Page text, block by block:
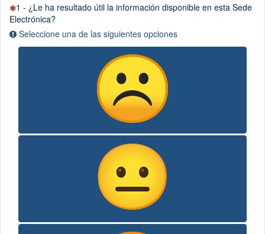
(Esta
pregunta
es
1 - ¿Le ha resultado útil la información disponible en esta Sede
Electrónica?
Seleccione una de las siguientes opciones